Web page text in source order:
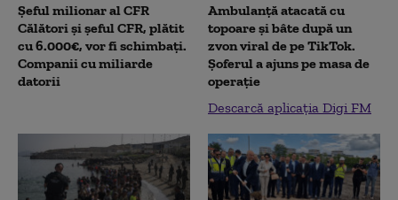
Șeful milionar al CFR
Călători și șeful CFR, plătit
cu 6.000€, vor fi schimbați.
Companii cu miliarde
datorii
Ambulanță atacată cu
topoare și bâte după un
zvon viral de pe TikTok.
Șoferul a ajuns pe masa de
operație
Descarcă aplicația Digi FM